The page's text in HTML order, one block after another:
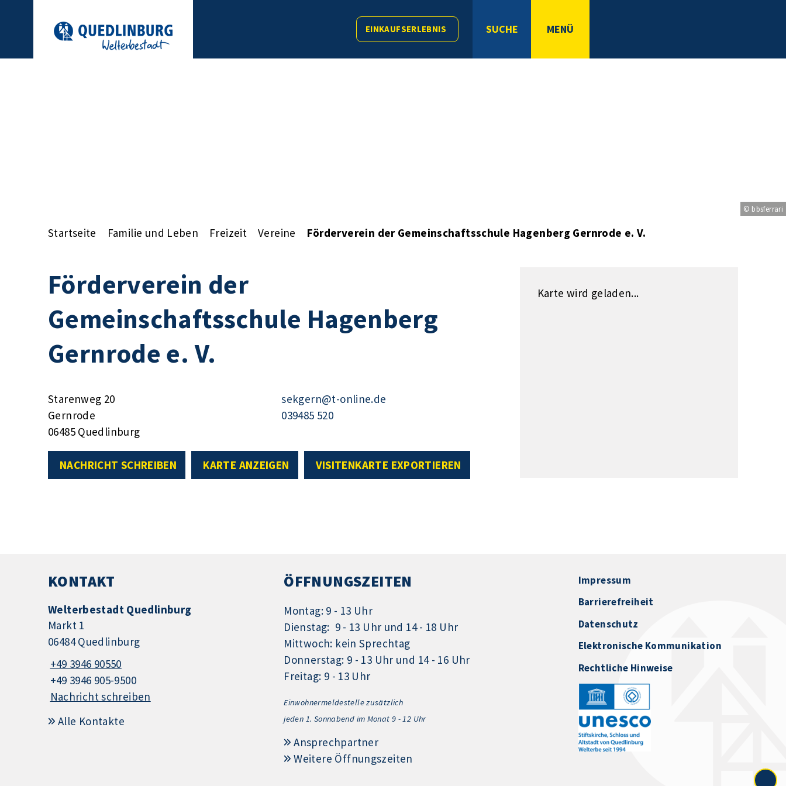
EINKAUFSERLEBNIS SUCHE MENÜ
© bbsferrari
Startseite Familie und Leben Freizeit Vereine Förderverein der Gemeinschaftsschule Hagenberg Gernrode e. V.
Förderverein der
Gemeinschaftsschule Hagenberg
Gernrode e. V.
Starenweg 20
Gernrode
06485 Quedlinburg
sekgern@t-online.de
039485 520
NACHRICHT SCHREIBEN KARTE ANZEIGEN VISITENKARTE EXPORTIEREN
Karte wird geladen...
KONTAKT
Welterbestadt Quedlinburg
Markt 1
06484 Quedlinburg
+49 3946 90550
+49 3946 905-9500
Nachricht schreiben
Alle Kontakte
ÖFFNUNGSZEITEN
Montag: 9 - 13 Uhr
Dienstag: 9 - 13 Uhr und 14 - 18 Uhr
Mittwoch: kein Sprechtag
Donnerstag: 9 - 13 Uhr und 14 - 16 Uhr
Freitag: 9 - 13 Uhr
Einwohnermeldestelle zusätzlich
jeden 1. Sonnabend im Monat 9 - 12 Uhr
Ansprechpartner
Weitere Öffnungszeiten
Impressum
Barrierefreiheit
Datenschutz
Elektronische Kommunikation
Rechtliche Hinweise